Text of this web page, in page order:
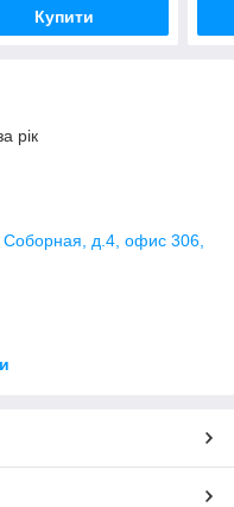
Купити
рік
Соборная, д.4, офис 306,